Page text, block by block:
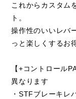
これからカスタム
ト。
操作性のいいレバ
っと楽しくするお
【+コントロール
異なります
・STFブレーキレ